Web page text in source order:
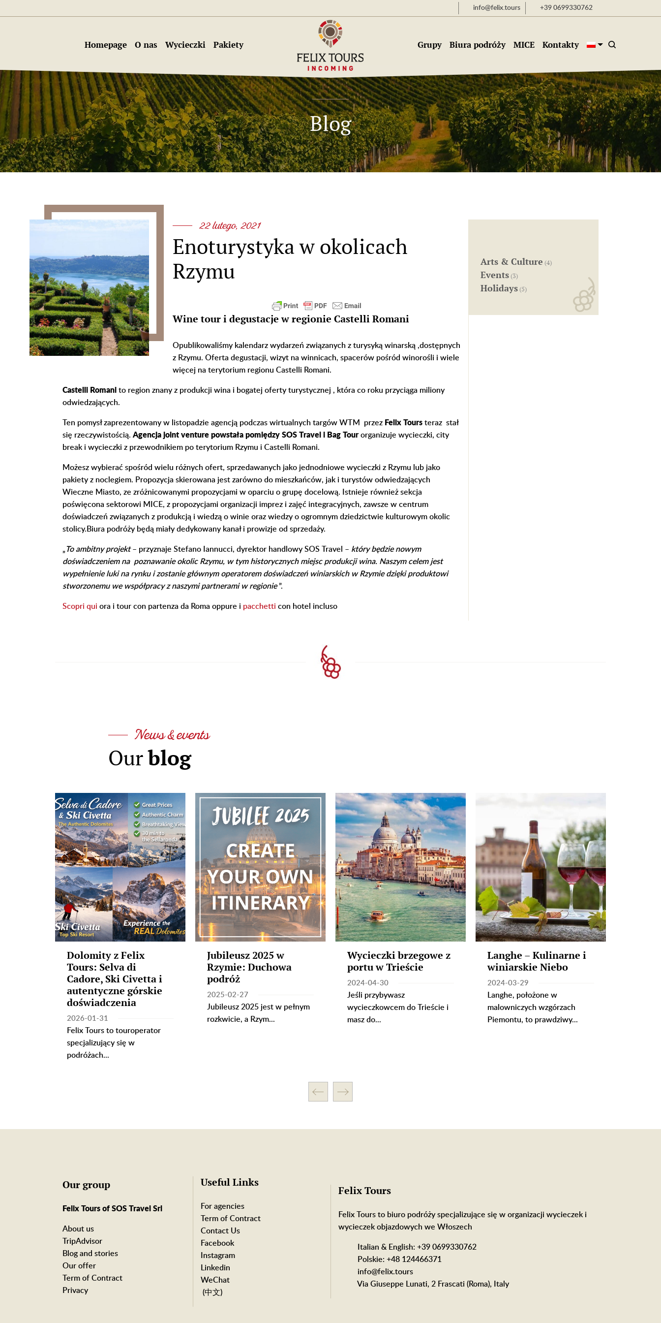
info@felix.tours +39 0699330762
Homepage O nas Wycieczki Pakiety Grupy Biura podróży MICE Kontakty
Blog
22 lutego, 2021
Enoturystyka w okolicach
Rzymu
Wine tour i degustacje w regionie Castelli Romani
Opublikowaliśmy kalendarz wydarzeń związanych z turysyką winarską ,dostępnych
z Rzymu. Oferta degustacji, wizyt na winnicach, spacerów pośród winorośli i wiele
więcej na terytorium regionu Castelli Romani.
Castelli Romani to region znany z produkcji wina i bogatej oferty turystycznej , która co roku przyciąga miliony
odwiedzających.
Ten pomysł zaprezentowany w listopadzie agencją podczas wirtualnych targów WTM przez Felix Tours teraz stał
się rzeczywistością. Agencja joint venture powstała pomiędzy SOS Travel i Bag Tour organizuje wycieczki, city
break i wycieczki z przewodnikiem po terytorium Rzymu i Castelli Romani.
Możesz wybierać spośród wielu różnych ofert, sprzedawanych jako jednodniowe wycieczki z Rzymu lub jako
pakiety z noclegiem. Propozycja skierowana jest zarówno do mieszkańców, jak i turystów odwiedzających
Wieczne Miasto, ze zróżnicowanymi propozycjami w oparciu o grupę docelową. Istnieje również sekcja
poświęcona sektorowi MICE, z propozycjami organizacji imprez i zajęć integracyjnych, zawsze w centrum
doświadczeń związanych z produkcją i wiedzą o winie oraz wiedzy o ogromnym dziedzictwie kulturowym okolic
stolicy.Biura podróży będą miały dedykowany kanał i prowizje od sprzedaży.
„To ambitny projekt– przyznaje Stefano Iannucci, dyrektor handlowy SOS Travel – który będzie nowym
doświadczeniem na poznawanie okolic Rzymu, w tym historycznych miejsc produkcji wina. Naszym celem jest
wypełnienie luki na rynku i zostanie głównym operatorem doświadczeń winiarskich w Rzymie dzięki produktowi
stworzonemu we współpracy z naszymi partnerami w regionie”.
Scopri qui ora i tour con partenza da Roma oppure i pacchetti con hotel incluso
Arts & Culture (4)
Events (3)
Holidays (5)
News & events
Ourblog
Dolomity z Felix
Tours: Selva di
Cadore, Ski Civetta i
autentyczne górskie
doświadczenia
2026-01-31
Felix Tours to touroperator
specjalizujący się w
podróżach...
Jubileusz 2025 w
Rzymie: Duchowa
podróż
2025-02-27
Jubileusz 2025 jest w pełnym
rozkwicie, a Rzym...
Wycieczki brzegowe z
portu w Trieście
2024-04-30
Jeśli przybywasz
wycieczkowcem do Trieście i
masz do...
Langhe – Kulinarne i
winiarskie Niebo
2024-03-29
Langhe, położone w
malowniczych wzgórzach
Piemontu, to prawdziwy...
Our group
Felix Tours of SOS Travel Srl
About us
TripAdvisor
Blog and stories
Our offer
Term of Contract
Privacy
Useful Links
For agencies
Term of Contract
Contact Us
Facebook
Instagram
Linkedin
WeChat
(中文)
Felix Tours
Felix Tours to biuro podróży specjalizujące się w organizacji wycieczek i
wycieczek objazdowych we Włoszech
Italian & English: +39 0699330762
Polskie: +48 124466371
info@felix.tours
Via Giuseppe Lunati, 2 Frascati (Roma), Italy